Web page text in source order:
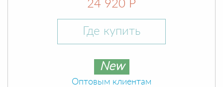
24 920 Р
Где купить
New
Оптовым клиентам